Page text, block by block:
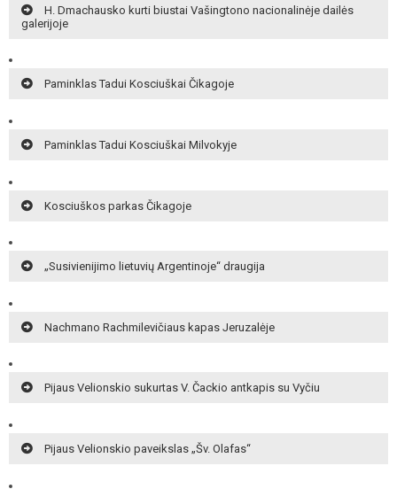
H. Dmachausko kurti biustai Vašingtono nacionalinėje dailės
galerijoje
Paminklas Tadui Kosciuškai Čikagoje
Paminklas Tadui Kosciuškai Milvokyje
Kosciuškos parkas Čikagoje
„Susivienijimo lietuvių Argentinoje“ draugija
Nachmano Rachmilevičiaus kapas Jeruzalėje
Pijaus Velionskio sukurtas V. Čackio antkapis su Vyčiu
Pijaus Velionskio paveikslas „Šv. Olafas“